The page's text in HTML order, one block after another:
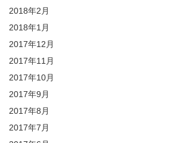
2018年2月
2018年1月
2017年12月
2017年11月
2017年10月
2017年9月
2017年8月
2017年7月